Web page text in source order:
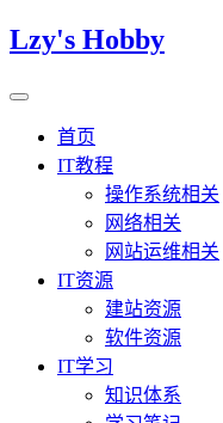
Lzy's Hobby
首页
IT教程
操作系统相关
网络相关
网站运维相关
IT资源
建站资源
软件资源
IT学习
知识体系